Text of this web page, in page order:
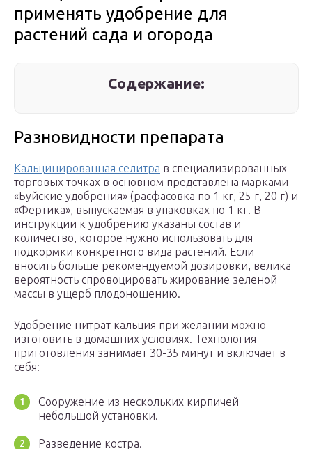
применять удобрение для
растений сада и огорода
Содержание:
Разновидности препарата
Кальцинированная селитра в специализированных
торговых точках в основном представлена марками
«Буйские удобрения» (расфасовка по 1 кг, 25 г, 20 г) и
«Фертика», выпускаемая в упаковках по 1 кг. В
инструкции к удобрению указаны состав и
количество, которое нужно использовать для
подкормки конкретного вида растений. Если
вносить больше рекомендуемой дозировки, велика
вероятность спровоцировать жирование зеленой
массы в ущерб плодоношению.
Удобрение нитрат кальция при желании можно
изготовить в домашних условиях. Технология
приготовления занимает 30-35 минут и включает в
себя:
Сооружение из нескольких кирпичей
небольшой установки.
Разведение костра.